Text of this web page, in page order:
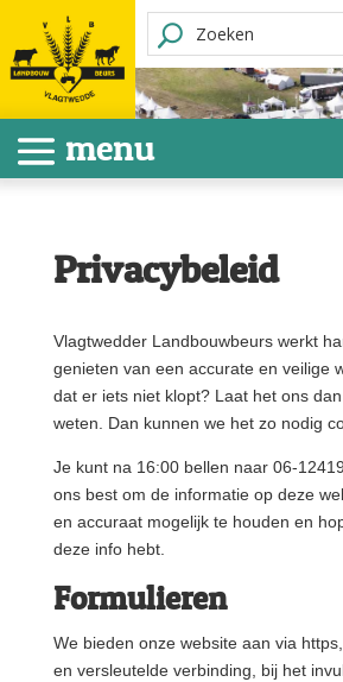
Privacybeleid
Vlagtwedder Landbouwbeurs werkt
genieten van een accurate en veilige
dat er iets niet klopt? Laat het ons
weten. Dan kunnen we het zo nodig
Je kunt na 16:00 bellen naar 06-
ons best om de informatie op deze
en accuraat mogelijk te houden en
deze info hebt.
Formulieren
We bieden onze website aan via
en versleutelde verbinding, bij het